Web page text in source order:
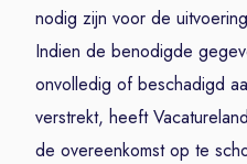
nodig zijn voor de
Indien de benodigde
onvolledig of beschadigd
verstrekt, heeft
de overeenkomst op te